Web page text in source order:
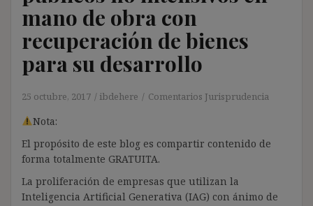
mano de obra con
recuperación de bienes
para su desarrollo
25 octubre, 2017 ibdehere Comentarios Jurisprudencia
Nota:
El propósito de este blog es compartir contenido de
forma totalmente GRATUITA.
La proliferación de empresas que utilizan la
Inteligencia Artificial Generativa (IAG) con ánimo de